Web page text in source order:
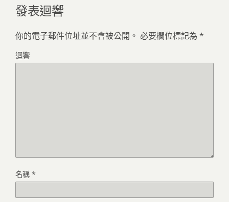
發表迴響
你的電子郵件位址並不會被公開。 必要欄位標記為 *
迴響
名稱 *